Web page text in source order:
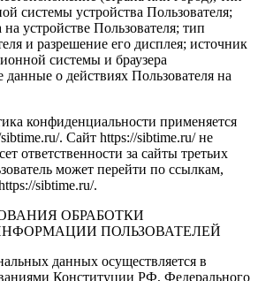
системы устройства Пользователя;
на устройстве Пользователя; тип
и разрешение его дисплея; источник
системы и браузера
данные о действиях Пользователя на
конфиденциальности применяется
. Сайт https://sibtime.ru/ не
ответственности за сайты третьих
может перейти по ссылкам,
sibtime.ru/.
ОБРАБОТКИ
ПОЛЬЗОВАТЕЛЕЙ
данных осуществляется в
Конституции РФ, Федерального